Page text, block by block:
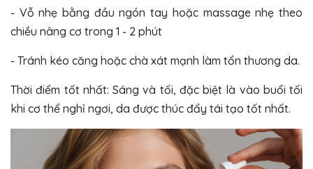
- Vỗ nhẹ bằng đầu ngón tay hoặc massage nhẹ theo
chiều nâng cơ trong 1 - 2 phút
- Tránh kéo căng hoặc chà xát mạnh làm tổn thương da.
Thời điểm tốt nhất: Sáng và tối, đặc biệt là vào buổi tối
khi cơ thể nghỉ ngơi, da được thúc đẩy tái tạo tốt nhất.